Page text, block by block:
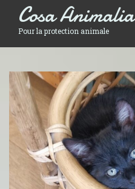
Cosa Animalia
Pour la protection animale